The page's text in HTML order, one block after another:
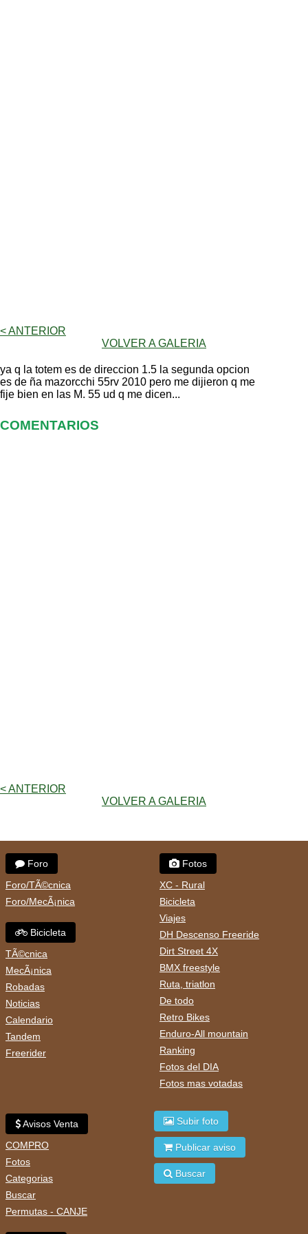
< ANTERIOR
VOLVER A GALERIA
ya q la totem es de direccion 1.5 la segunda opcion
es de ña mazorcchi 55rv 2010 pero me dijieron q me
fije bien en las M. 55 ud q me dicen...
COMENTARIOS
< ANTERIOR
VOLVER A GALERIA
Foro
Foro/TÃ©cnica
Foro/MecÃ¡nica
Bicicleta
TÃ©cnica
MecÃ¡nica
Robadas
Noticias
Calendario
Tandem
Freerider
Fotos
XC - Rural
Bicicleta
Viajes
DH Descenso Freeride
Dirt Street 4X
BMX freestyle
Ruta, triatlon
De todo
Retro Bikes
Enduro-All mountain
Ranking
Fotos del DIA
Fotos mas votadas
Avisos Venta
COMPRO
Fotos
Categorias
Buscar
Permutas - CANJE
Subir foto
Publicar aviso
Buscar